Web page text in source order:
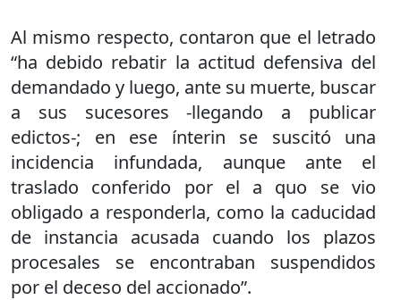
Al mismo respecto, contaron que el letrado
“ha debido rebatir la actitud defensiva del
demandado y luego, ante su muerte, buscar
a sus sucesores -llegando a publicar
edictos-; en ese ínterin se suscitó una
incidencia infundada, aunque ante el
traslado conferido por el a quo se vio
obligado a responderla, como la caducidad
de instancia acusada cuando los plazos
procesales se encontraban suspendidos
por el deceso del accionado”.